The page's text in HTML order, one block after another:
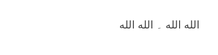
الله الله ۔ الله الله